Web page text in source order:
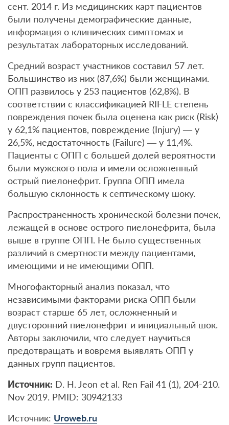
сент. 2014 г. Из медицинских карт пациентов
были получены демографические данные,
информация о клинических симптомах и
результатах лабораторных исследований.
Средний возраст участников составил 57 лет.
Большинство из них (87,6%) были женщинами.
ОПП развилось у 253 пациентов (62,8%). В
соответствии с классификацией RIFLE степень
повреждения почек была оценена как риск (Risk)
у 62,1% пациентов, повреждение (Injury) — у
26,5%, недостаточность (Failure) — у 11,4%.
Пациенты с ОПП с большей долей вероятности
были мужского пола и имели осложненный
острый пиелонефрит. Группа ОПП имела
большую склонность к септическому шоку.
Распространенность хронической болезни почек,
лежащей в основе острого пиелонефрита, была
выше в группе ОПП. Не было существенных
различий в смертности между пациентами,
имеющими и не имеющими ОПП.
Многофакторный анализ показал, что
независимыми факторами риска ОПП были
возраст старше 65 лет, осложненный и
двусторонний пиелонефрит и инициальный шок.
Авторы заключили, что следует научиться
предотвращать и вовремя выявлять ОПП у
данных групп пациентов.
Источник: D. H. Jeon et al. Ren Fail 41 (1), 204-210.
Nov 2019. PMID: 30942133
Источник: Uroweb.ru